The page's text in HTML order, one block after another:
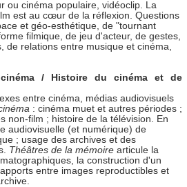
ou cinéma populaire, vidéoclip. La
est au cœur de la réflexion. Questions
et géo-esthétique, de "tournant
filmique, de jeu d'acteur, de gestes,
de relations entre musique et cinéma,
/ Histoire du cinéma et de
entre cinéma, médias audiovisuels
: cinéma muet et autres périodes ;
non-film ; histoire de la télévision. En
audiovisuelle (et numérique) de
; usage des archives et des
Théâtres de la mémoire articule la
la construction d'un
entre images reproductibles et